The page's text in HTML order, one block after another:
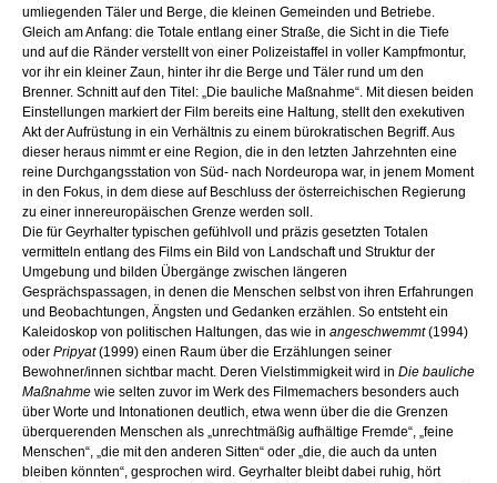
umliegenden Täler und Berge, die kleinen Gemeinden und Betriebe.
Gleich am Anfang: die Totale entlang einer Straße, die Sicht in die Tiefe
und auf die Ränder verstellt von einer Polizeistaffel in voller Kampfmontur,
vor ihr ein kleiner Zaun, hinter ihr die Berge und Täler rund um den
Brenner. Schnitt auf den Titel: „Die bauliche Maßnahme“. Mit diesen beiden
Einstellungen markiert der Film bereits eine Haltung, stellt den exekutiven
Akt der Aufrüstung in ein Verhältnis zu einem bürokratischen Begriff. Aus
dieser heraus nimmt er eine Region, die in den letzten Jahrzehnten eine
reine Durchgangsstation von Süd- nach Nordeuropa war, in jenem Moment
in den Fokus, in dem diese auf Beschluss der österreichischen Regierung
zu einer innereuropäischen Grenze werden soll.
Die für Geyrhalter typischen gefühlvoll und präzis gesetzten Totalen
vermitteln entlang des Films ein Bild von Landschaft und Struktur der
Umgebung und bilden Übergänge zwischen längeren
Gesprächspassagen, in denen die Menschen selbst von ihren Erfahrungen
und Beobachtungen, Ängsten und Gedanken erzählen. So entsteht ein
Kaleidoskop von politischen Haltungen, das wie in angeschwemmt(1994)
oder Pripyat(1999) einen Raum über die Erzählungen seiner
Bewohner/innen sichtbar macht. Deren Vielstimmigkeit wird in Die bauliche
Maßnahme wie selten zuvor im Werk des Filmemachers besonders auch
über Worte und Intonationen deutlich, etwa wenn über die die Grenzen
überquerenden Menschen als „unrechtmäßig aufhältige Fremde“, „feine
Menschen“, „die mit den anderen Sitten“ oder „die, die auch da unten
bleiben könnten“, gesprochen wird. Geyrhalter bleibt dabei ruhig, hört